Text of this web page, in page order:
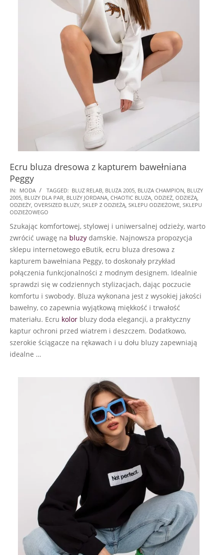
Ecru bluza dresowa z kapturem bawełniana
Peggy
2024-
07-
21
IN: MODA TAGGED: BLUZ RELAB BLUZA 2005 BLUZA CHAMPION BLUZY
2005 BLUZY DLA PAR BLUZY JORDANA CHAOTIC BLUZA ODZIEŻ ODZIEŻĄ
ODZIEŻY OVERSIZED BLUZY SKLEP Z ODZIEŻĄ SKLEPU ODZIEŻOWE SKLEPU
ODZIEŻOWEGO
Szukając komfortowej, stylowej i uniwersalnej odzieży, warto
zwrócić uwagę na bluzy damskie. Najnowsza propozycja
sklepu internetowego eButik, ecru bluza dresowa z
kapturem bawełniana Peggy, to doskonały przykład
połączenia funkcjonalności z modnym designem. Idealnie
sprawdzi się w codziennych stylizacjach, dając poczucie
komfortu i swobody. Bluza wykonana jest z wysokiej jakości
bawełny, co zapewnia wyjątkową miękkość i trwałość
materiału. Ecru kolor bluzy doda elegancji, a praktyczny
kaptur ochroni przed wiatrem i deszczem. Dodatkowo,
szerokie ściągacze na rękawach i u dołu bluzy zapewniają
idealne …